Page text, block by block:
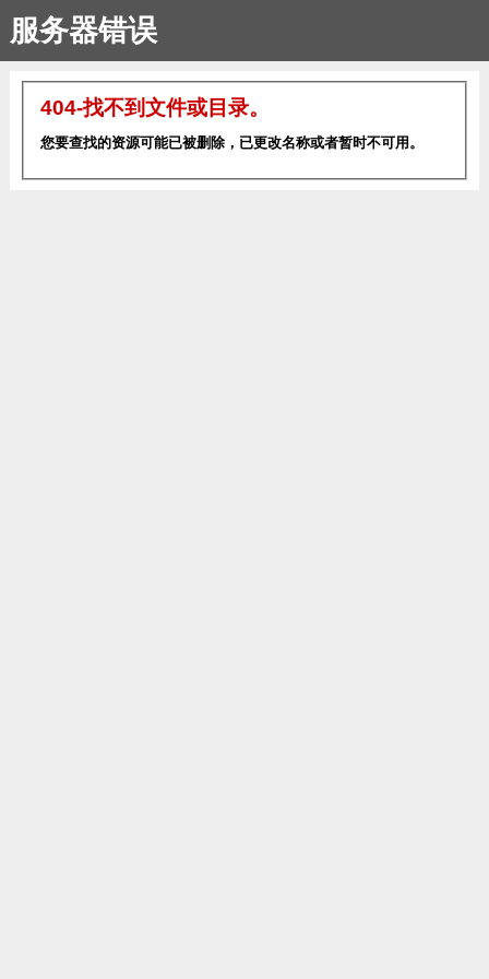
服务器错误
404-找不到文件或目录。
您要查找的资源可能已被删除，已更改名称或者暂时不可用。